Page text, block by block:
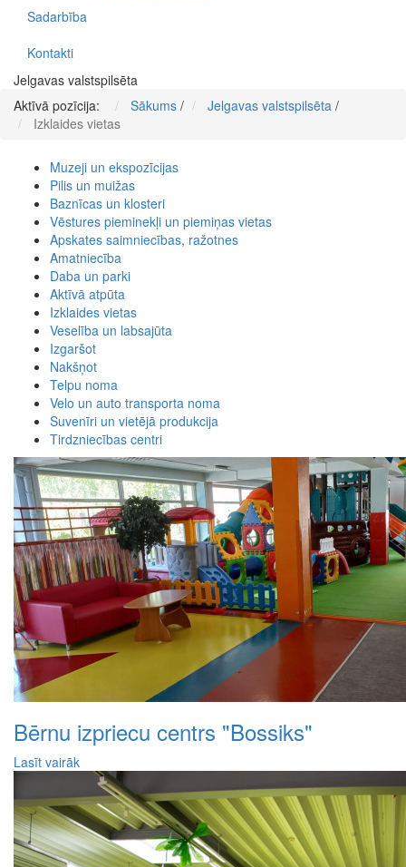
Sadarbība
Kontakti
Jelgavas valstspilsēta
Aktīvā pozīcija:
Sākums / Jelgavas valstspilsēta /
Izklaides vietas
Muzeji un ekspozīcijas
Pilis un muižas
Baznīcas un klosteri
Vēstures pieminekļi un piemiņas vietas
Apskates saimniecības, ražotnes
Amatniecība
Daba un parki
Aktīvā atpūta
Izklaides vietas
Veselība un labsajūta
Izgaršot
Nakšņot
Telpu noma
Velo un auto transporta noma
Suvenīri un vietējā produkcija
Tirdzniecības centri
Bērnu izpriecu centrs "Bossiks"
Lasīt vairāk